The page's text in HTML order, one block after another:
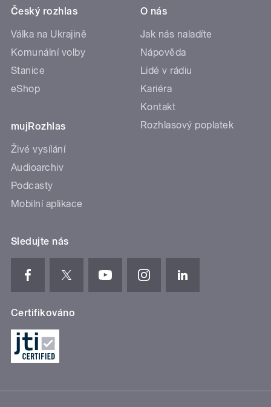
Český rozhlas
Válka na Ukrajině
Komunální volby
Stanice
eShop
mujRozhlas
Živé vysílání
Audioarchiv
Podcasty
Mobilní aplikace
O nás
Jak nás naladíte
Nápověda
Lidé v rádiu
Kariéra
Kontakt
Rozhlasový poplatek
Sledujte nás
Certifikováno